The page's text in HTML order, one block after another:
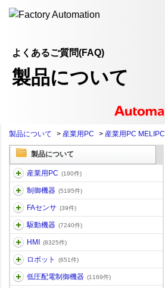
よくあるご質問(FAQ)
製品について
製品について > 産業用PC > 産業用PC MELIPC
製品について
産業用PC (190件)
制御機器 (5195件)
FAセンサ (39件)
駆動機器 (7240件)
HMI (8325件)
ロボット (651件)
低圧配電制御機器 (1169件)